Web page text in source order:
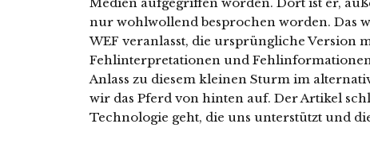
nur wohlwollend besprochen worden. Das
WEF veranlasst, die ursprüngliche Version
Fehlinterpretationen und
Anlass zu diesem kleinen Sturm im
wir das Pferd von hinten auf. Der Artikel
Technologie geht, die uns unterstützt und